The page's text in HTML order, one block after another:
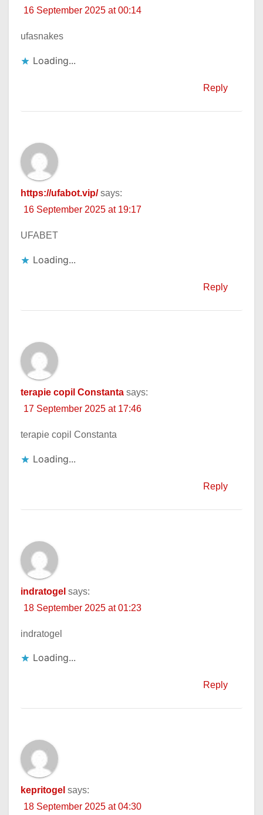
16 September 2025 at 00:14
ufasnakes
Loading...
Reply
https://ufabot.vip/ says:
16 September 2025 at 19:17
UFABET
Loading...
Reply
terapie copil Constanta says:
17 September 2025 at 17:46
terapie copil Constanta
Loading...
Reply
indratogel says:
18 September 2025 at 01:23
indratogel
Loading...
Reply
kepritogel says:
18 September 2025 at 04:30